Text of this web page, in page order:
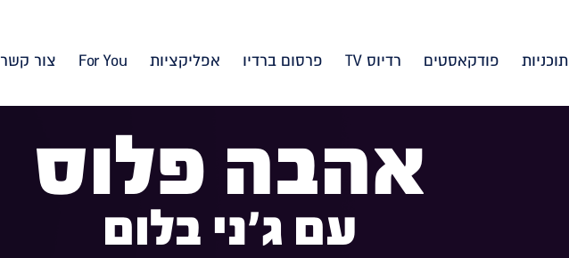
תוכניות פודקאסטים רדיוס TV פרסום ברדיו אפליקציות For You צור קשר
אהבה פלוס
עם ג'ני בלום